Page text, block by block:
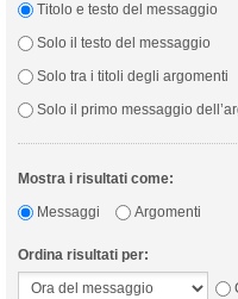
Titolo e testo del messaggio
Solo il testo del messaggio
Solo tra i titoli degli argomenti
Solo il primo messaggio
Mostra i risultati come:
Messaggi
Argomenti
Ordina risultati per: